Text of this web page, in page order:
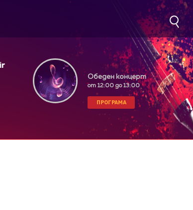
Обеден концерт
от 12:00 до 13:00
ПРОГРАМА